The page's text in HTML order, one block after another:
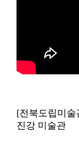
[전북도립미술
진강 미술관